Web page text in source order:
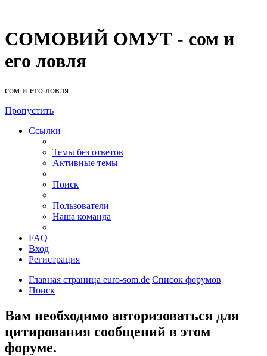
СОМОВИЙ ОМУТ - сом и
его ловля
сом и его ловля
Пропустить
Ссылки
Темы без ответов
Активные темы
Поиск
Пользователи
Наша команда
FAQ
Вход
Регистрация
Главная страница euro-som.de Список форумов
Поиск
Вам необходимо авторизоваться для
цитирования сообщений в этом
форуме.